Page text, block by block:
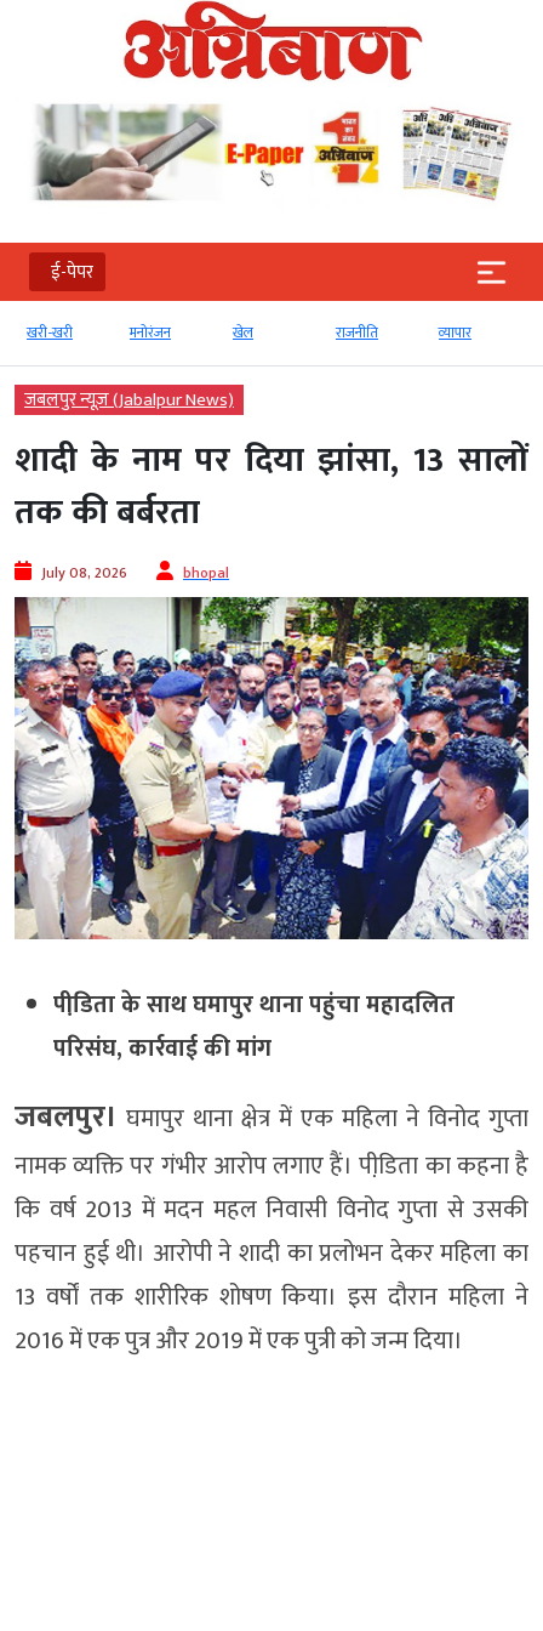
ई-पेपर
खरी-खरी मनोरंजन खेल राजनीति व्‍यापार
जबलपुर न्यूज़ (Jabalpur News)
शादी के नाम पर दिया झांसा, 13 सालों
तक की बर्बरता
July 08, 2026 bhopal
पीडि़ता के साथ घमापुर थाना पहुंचा महादलित
परिसंघ, कार्रवाई की मांग
जबलपुर। घमापुर थाना क्षेत्र में एक महिला ने विनोद गुप्ता
नामक व्यक्ति पर गंभीर आरोप लगाए हैं। पीडि़ता का कहना है
कि वर्ष 2013 में मदन महल निवासी विनोद गुप्ता से उसकी
पहचान हुई थी। आरोपी ने शादी का प्रलोभन देकर महिला का
13 वर्षों तक शारीरिक शोषण किया। इस दौरान महिला ने
2016 में एक पुत्र और 2019 में एक पुत्री को जन्म दिया।